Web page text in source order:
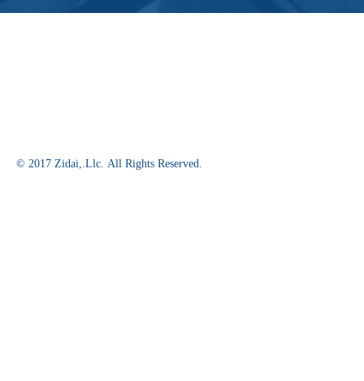
© 2017 Zidai,.Llc. All Rights Reserved.